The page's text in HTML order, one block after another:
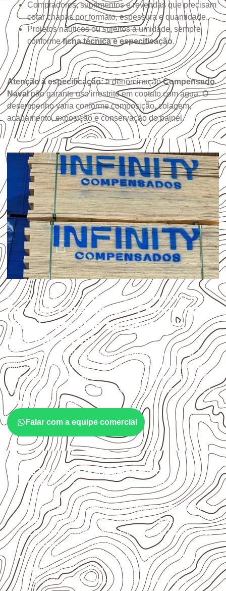
Compradores, suprimentos e revendas que precisam
cotar chapas por formato, espessura e quantidade.
Projetos náuticos ou sujeitos à umidade, sempre
conformeficha técnica e especificação.
Atenção à especificação:a denominaçãoCompensado
Navalnão garante uso irrestrito em contato com água. O
desempenho varia conforme composição, colagem,
acabamento, exposição e conservação do painel.
UTILIZAÇÃO E CUIDADOS DO PRODUTO
Quando considerar o Compensado
Naval para uma aplicação em
Ribeirão Pires?
Em aplicações profissionais, oCompensado Navalé
utilizado quando o projeto exige atenção à colagem, à
exposição à umidade e à estabilidade dimensional . A
adequação deve ser confirmada conforme a ficha técnica e
as condições de uso.
Falar com a equipe comercial
O que interfere no desempenho
Confirme se a espessura e o formatosão
compatíveis com o projeto.
Planeje o corte conforme os formatos1,60 × 2,20 m e
1,60 × 2,50 m, sujeitos à disponibilidade.
Considere acabamento e proteção das bordas após
qualquer corte ou usinagem.
Evite contato direto com o solo, chuva, umidade
acumulada e apoios desnivelados.
Consulte a ficha técnica antes de aplicações